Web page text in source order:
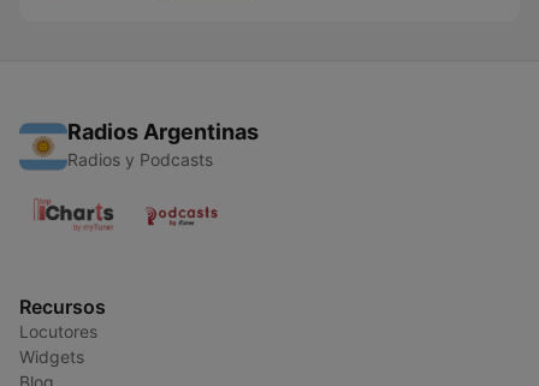
Radios Argentinas
Radios y Podcasts
Recursos
Locutores
Widgets
Blog